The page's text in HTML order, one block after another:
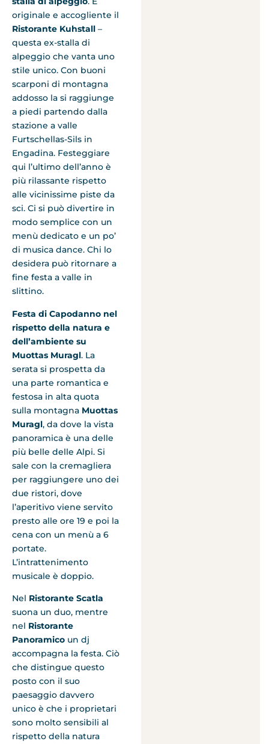
originale e accogliente il
Ristorante Kuhstall –
questa ex-stalla di
alpeggio che vanta uno
stile unico. Con buoni
scarponi di montagna
addosso la si raggiunge
a piedi partendo dalla
stazione a valle
Furtschellas-Sils in
Engadina. Festeggiare
qui l’ultimo dell’anno è
più rilassante rispetto
alle vicinissime piste da
sci. Ci si può divertire in
modo semplice con un
menù dedicato e un po’
di musica dance. Chi lo
desidera può ritornare a
fine festa a valle in
slittino.
Festa di Capodanno nel
rispetto della natura e
dell’ambiente su
Muottas Muragl. La
serata si prospetta da
una parte romantica e
festosa in alta quota
sulla montagna Muottas
Muragl, da dove la vista
panoramica è una delle
più belle delle Alpi. Si
sale con la cremagliera
per raggiungere uno dei
due ristori, dove
l’aperitivo viene servito
presto alle ore 19 e poi la
cena con un menù a 6
portate.
L’intrattenimento
musicale è doppio.
Nel Ristorante Scatla
suona un duo, mentre
nel Ristorante
Panoramico un dj
accompagna la festa. Ciò
che distingue questo
posto con il suo
paesaggio davvero
unico è che i proprietari
sono molto sensibili al
rispetto della natura